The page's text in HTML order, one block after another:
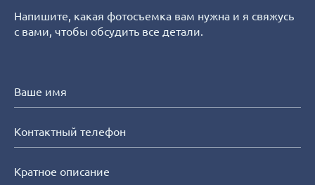
Напишите, какая фотосъемка вам нужна и я свяжусь
с вами, чтобы обсудить все детали.